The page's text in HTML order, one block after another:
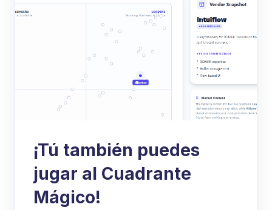
¡Tú también puedes
jugar al Cuadrante
Mágico!